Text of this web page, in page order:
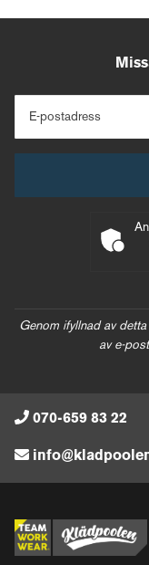
E-postadress
Genom ifyllnad av
av e-
070-659 83 22